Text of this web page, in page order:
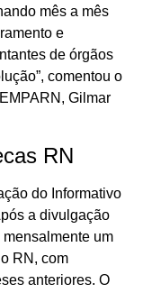
mês a mês
e
de órgãos
comentou o
Gilmar
RN
do Informativo
a divulgação
um
RN, com
anteriores. O